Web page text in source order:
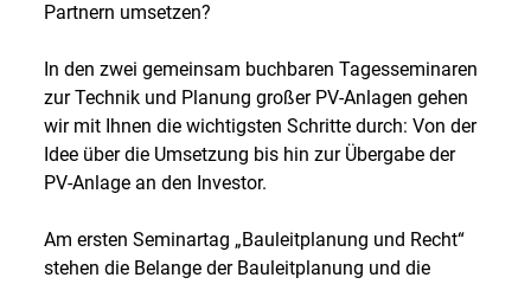
Partnern umsetzen?
In den zwei gemeinsam buchbaren Tagesseminaren
zur Technik und Planung großer PV-Anlagen gehen
wir mit Ihnen die wichtigsten Schritte durch: Von der
Idee über die Umsetzung bis hin zur Übergabe der
PV-Anlage an den Investor.
Am ersten Seminartag „Bauleitplanung und Recht“
stehen die Belange der Bauleitplanung und die